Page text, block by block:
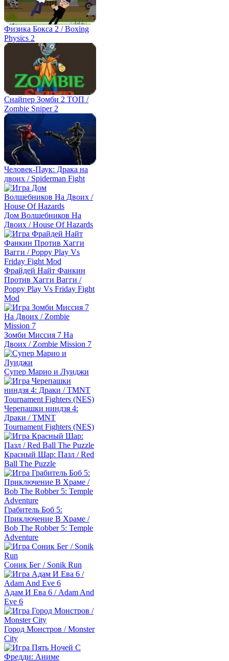
Физика Бокса 2 / Boxing
Physics 2
Снайпер Зомби 2 ТОП /
Zombie Sniper 2
Человек-Паук: Драка на
двоих / Spiderman Fight
Дом Волшебников На
Двоих / House Of Hazards
Фрайдей Найт Фанкин
Против Хагги Вагги /
Poppy Play Vs Friday Fight
Mod
Зомби Миссия 7 На
Двоих / Zombie Mission 7
Супер Марио и Луиджи
Черепашки ниндзя 4:
Драки / TMNT
Tournament Fighters (NES)
Красный Шар: Пазл / Red
Ball The Puzzle
Грабитель Боб 5:
Приключение В Храме /
Bob The Robber 5: Temple
Adventure
Соник Бег / Sonik Run
Адам И Ева 6 / Adam And
Eve 6
Город Монстров / Monster
City